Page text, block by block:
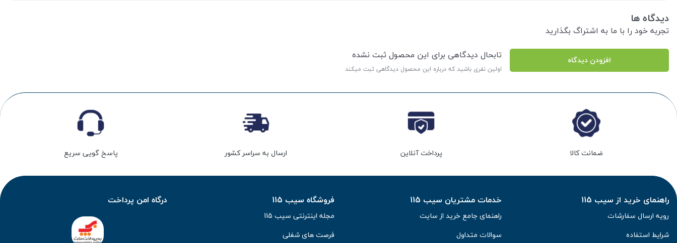
دیدگاه ها
تجربه خود را با ما به اشتراگ بگذارید
افزودن دیدگاه تابحال دیدگاهی برای این محصول ثبت نشده
اولین نفری باشید که درباره این محصول دیدگاهی ثبت میکند
ضمانت کالا پرداخت آنلاین ارسال به سراسر کشور پاسخ گویی سریع
راهنمای خرید از سیب 115
رویه ارسال سفارشات
شرایط استفاده
خدمات مشتریان سیب 115
راهنمای جامع خرید از سایت
سوالات متداول
فروشگاه سیب 115
مجله اینترنتی سیب 115
فرصت های شغلی
درگاه امن پرداخت